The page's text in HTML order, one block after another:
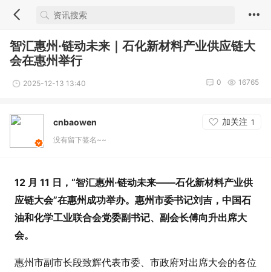
智汇惠州·链动未来｜石化新材料产业供应链大
会在惠州举行
2025-12-13 13:40 16765
0
cnbaowen 加关注 1
没有留下签名~~
12 月 11 日，“智汇惠州·链动未来——石化新材料产业供
应链大会”在惠州成功举办。惠州市委书记刘吉，中国石
油和化学工业联合会党委副书记、副会长傅向升出席大
会。
惠州市副市长段致辉代表市委、市政府对出席大会的各位